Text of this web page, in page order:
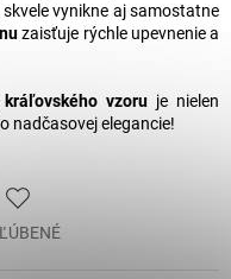
vynikne aj samostatne
zaisťuje rýchle upevnenie a
vzoru je nielen
nadčasovej elegancie!